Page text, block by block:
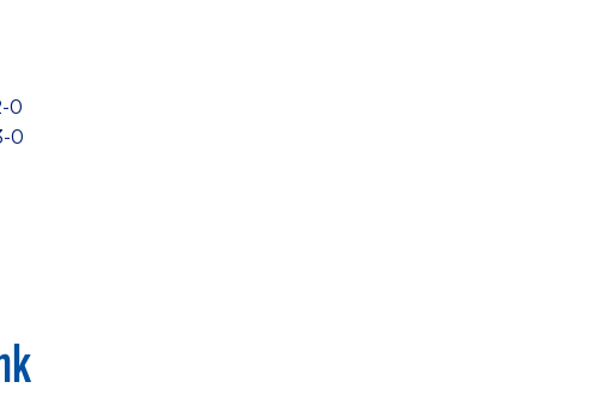
0
0